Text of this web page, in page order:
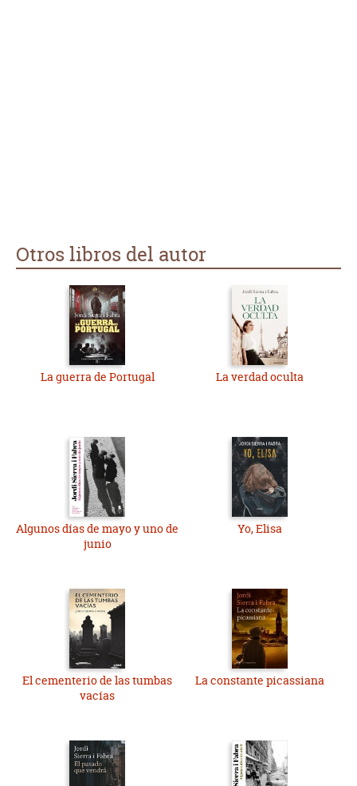
Otros libros del autor
La guerra de Portugal La verdad oculta
Algunos días de mayo y uno de
junio
Yo, Elisa
El cementerio de las tumbas
vacías
La constante picassiana